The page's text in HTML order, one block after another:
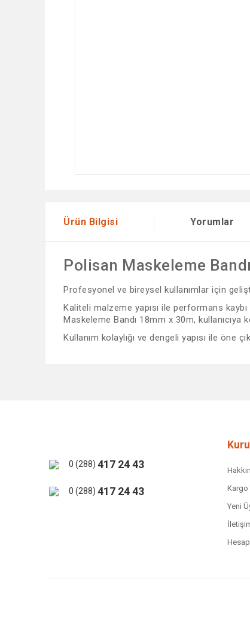
Ürün Bilgisi Yorumlar
Polisan Maskeleme
Profesyonel ve bireysel kullanımlar için
Kaliteli malzeme yapısı ile performans
Maskeleme Bandı 18mm x 30m, kullanıcıya
Kullanım kolaylığı ve dengeli yapısı ile öne
Bu ürüne benzer farklı alternatifler olmalı.
0 (288) 417 24 43
0 (288) 417 24 43
Kargo
Yeni
Hesap